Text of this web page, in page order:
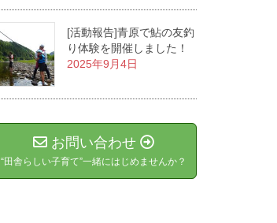
[活動報告]青原で鮎の友釣
り体験を開催しました！
2025年9月4日
お問い合わせ
“田舎らしい子育て”一緒にはじめませんか？